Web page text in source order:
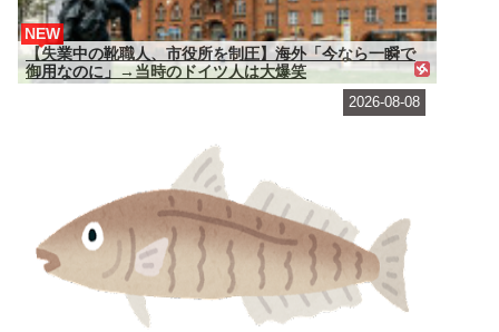
【失業中の靴職人、市役所を制圧】海外「今なら一瞬で
御用なのに」→当時のドイツ人は大爆笑
NEW
2026-08-08